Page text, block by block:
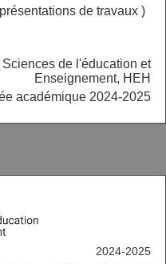
de travaux )
de l'éducation et
Enseignement, HEH
académique 2024-2025
2024-2025